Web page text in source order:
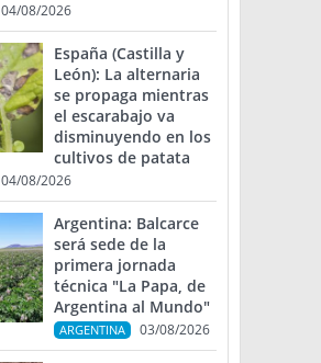
04/08/2026
España (Castilla y
León): La alternaria
se propaga mientras
el escarabajo va
disminuyendo en los
cultivos de patata
04/08/2026
Argentina: Balcarce
será sede de la
primera jornada
técnica "La Papa, de
Argentina al Mundo"
ARGENTINA 03/08/2026